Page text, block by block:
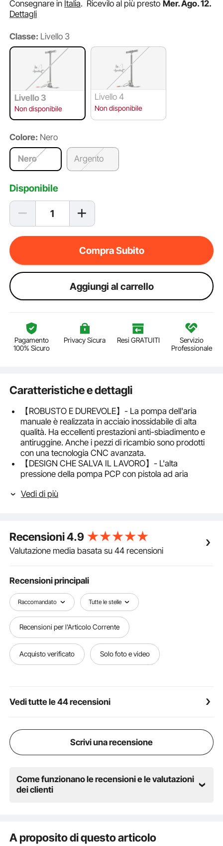
Consegnare in Italia. Ricevilo al più presto Mer. Ago. 12.
Dettagli
Classe: Livello 3
Livello 3
Non disponibile
Livello 4
Non disponibile
Colore: Nero
Nero Argento
Disponibile
Compra Subito
Aggiungi al carrello
Pagamento
100% Sicuro
Privacy Sicura Resi GRATUITI
Servizio
Professionale
Caratteristiche e dettagli
【ROBUSTO E DUREVOLE】- La pompa dell'aria
manuale è realizzata in acciaio inossidabile di alta
qualità. Ha eccellenti prestazioni anti-sbiadimento e
antiruggine. Anche i pezzi di ricambio sono prodotti
con una tecnologia CNC avanzata.
【DESIGN CHE SALVA IL LAVORO】- L'alta
pressione della pompa PCP con pistola ad aria
Possono anche costarti il 30% di sforzo in meno
pieghevole della pompa manuale ad alta pressione
consente un facile stoccaggio e trasporto.
L'impugnatura dal design ergonomico è comoda da
【FACILE MONITORAGGIO】- L'elevato calibro di
precisione che può monitorare con precisione il livello
di pressione. Secondo le tue esigenze, puoi
rimuovere la spina e aggiungere la glicerina da solo.
【APPLICAZIONI VARIE】- Questa bella pompa ad
alta pressione PCP viene utilizzata per il cilindro di
azionamento dell'aria e il cilindro PCP, sicuro e
conveniente da portare all'esterno per lo sport e la
caccia.
Vedi di più
Recensioni4.9
Valutazione media basata su 44 recensioni
Recensioni principali
Raccomandato Tutte le stelle
Recensioni per l'Articolo Corrente
Acquisto verificato Solo foto e video
Vedi tutte le 44 recensioni
Scrivi una recensione
Come funzionano le recensioni e le valutazioni
dei clienti
A proposito di questo articolo